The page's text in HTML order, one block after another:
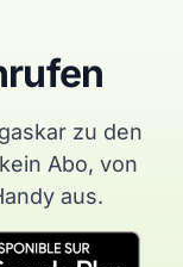
zu den
Abo, von
aus.